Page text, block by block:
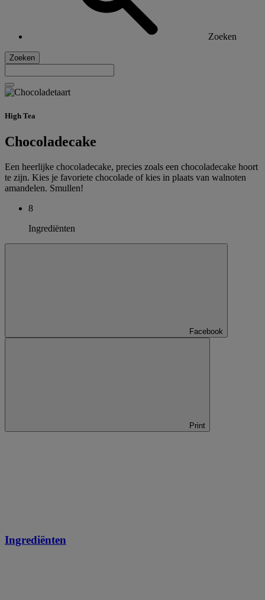
Zoeken
Zoeken
High Tea
Chocoladecake
Een heerlijke chocoladecake, precies zoals een chocoladecake hoort
te zijn. Kies je favoriete chocolade of kies in plaats van walnoten
amandelen. Smullen!
8
Ingrediënten
Facebook
Print
Ingrediënten